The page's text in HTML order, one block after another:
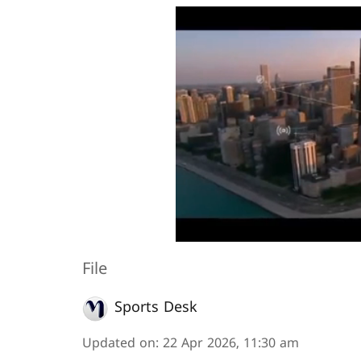
File
Sports Desk
Updated on: 22 Apr 2026, 11:30 am